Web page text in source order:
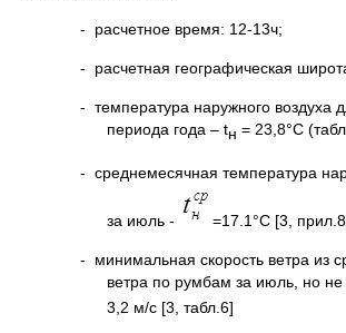
- расчетное время: 12-13ч;
- расчетная географическая
- температура наружного воздуха
периода года – tн = 23,8°С
- среднемесячная температура
за июль - =17.1°С [3,
- минимальная скорость ветра из
ветра по румбам за июль, но
3,2 м/с [3, табл.6]